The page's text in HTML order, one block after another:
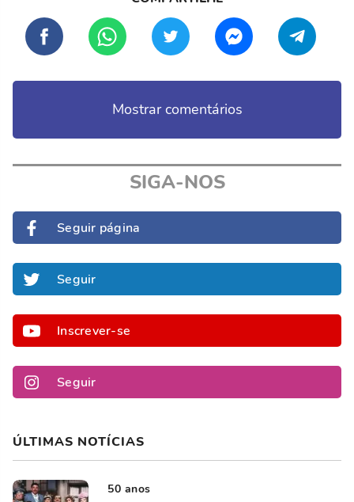
Mostrar comentários
SIGA-NOS
Seguir página
Seguir
Inscrever-se
Seguir
ÚLTIMAS NOTÍCIAS
50 anos